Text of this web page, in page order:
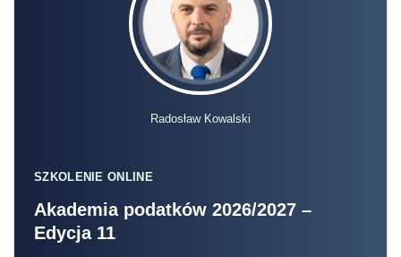
Radosław Kowalski
SZKOLENIE ONLINE
Akademia podatków 2026/2027 –
Edycja 11